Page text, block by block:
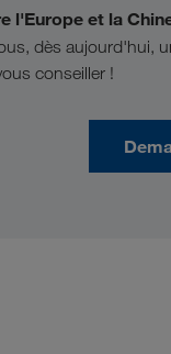
l'Europe et la
dès aujourd'hui,
conseiller !